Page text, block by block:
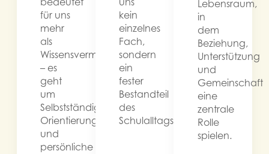
für uns
mehr
als
Wissensvermittlung
– es
geht
um
Selbstständigkeit,
Orientierung
und
persönliche
kein
einzelnes
Fach,
sondern
ein
fester
Bestandteil
des
Schulalltags.
Lebensraum,
in
dem
Beziehung,
Unterstützung
und
Gemeinschaft
eine
zentrale
Rolle
spielen.